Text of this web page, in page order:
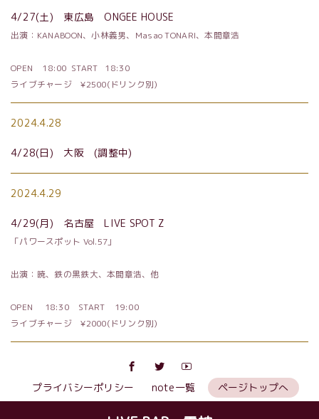
4/27(土) 東広島ONGEE HOUSE
出演： KANABOON、小林義男、 Masao TONARI、本間章浩
OPEN 18:00 START
18:30
ライブチャージ¥2500(ドリンク別)
2024.4.28
4/28(日) 大阪 (調整中)
2024.4.29
4/29(月) 名古屋LIVE SPOT Z
「パワースポット Vol.57」
出演：暁、鉄の黒鉄大、本間章浩、他
OPEN 18:30 START
19:00
ライブチャージ¥2000(ドリンク別)
プライバシーポリシー note一覧 ページトップへ